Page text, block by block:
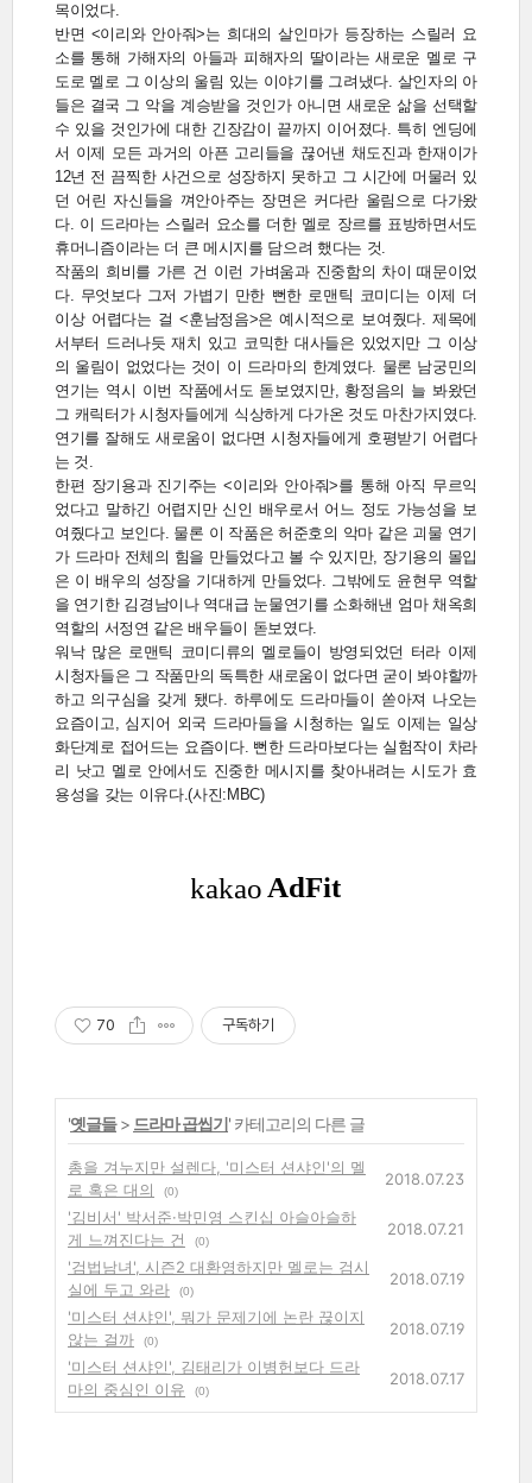
목이었다.
반면 <이리와 안아줘>는 희대의 살인마가 등장하는 스릴러 요
소를 통해 가해자의 아들과 피해자의 딸이라는 새로운 멜로 구
도로 멜로 그 이상의 울림 있는 이야기를 그려냈다. 살인자의 아
들은 결국 그 악을 계승받을 것인가 아니면 새로운 삶을 선택할
수 있을 것인가에 대한 긴장감이 끝까지 이어졌다. 특히 엔딩에
서 이제 모든 과거의 아픈 고리들을 끊어낸 채도진과 한재이가
12년 전 끔찍한 사건으로 성장하지 못하고 그 시간에 머물러 있
던 어린 자신들을 껴안아주는 장면은 커다란 울림으로 다가왔
다. 이 드라마는 스릴러 요소를 더한 멜로 장르를 표방하면서도
휴머니즘이라는 더 큰 메시지를 담으려 했다는 것.
작품의 희비를 가른 건 이런 가벼움과 진중함의 차이 때문이었
다. 무엇보다 그저 가볍기 만한 뻔한 로맨틱 코미디는 이제 더
이상 어렵다는 걸 <훈남정음>은 예시적으로 보여줬다. 제목에
서부터 드러나듯 재치 있고 코믹한 대사들은 있었지만 그 이상
의 울림이 없었다는 것이 이 드라마의 한계였다. 물론 남궁민의
연기는 역시 이번 작품에서도 돋보였지만, 황정음의 늘 봐왔던
그 캐릭터가 시청자들에게 식상하게 다가온 것도 마찬가지였다.
연기를 잘해도 새로움이 없다면 시청자들에게 호평받기 어렵다
는 것.
한편 장기용과 진기주는 <이리와 안아줘>를 통해 아직 무르익
었다고 말하긴 어렵지만 신인 배우로서 어느 정도 가능성을 보
여줬다고 보인다. 물론 이 작품은 허준호의 악마 같은 괴물 연기
가 드라마 전체의 힘을 만들었다고 볼 수 있지만, 장기용의 몰입
은 이 배우의 성장을 기대하게 만들었다. 그밖에도 윤현무 역할
을 연기한 김경남이나 역대급 눈물연기를 소화해낸 엄마 채옥희
역할의 서정연 같은 배우들이 돋보였다.
워낙 많은 로맨틱 코미디류의 멜로들이 방영되었던 터라 이제
시청자들은 그 작품만의 독특한 새로움이 없다면 굳이 봐야할까
하고 의구심을 갖게 됐다. 하루에도 드라마들이 쏟아져 나오는
요즘이고, 심지어 외국 드라마들을 시청하는 일도 이제는 일상
화단계로 접어드는 요즘이다. 뻔한 드라마보다는 실험작이 차라
리 낫고 멜로 안에서도 진중한 메시지를 찾아내려는 시도가 효
용성을 갖는 이유다.(사진:MBC)
70 구독하기
'옛글들> 드라마 곱씹기' 카테고리의 다른 글
총을 겨누지만 설렌다, '미스터 션샤인'의 멜
로 혹은 대의
(0)
2018.07.23
'김비서' 박서준·박민영 스킨십 아슬아슬하
게 느껴진다는 건
(0)
2018.07.21
'검법남녀', 시즌2 대환영하지만 멜로는 검시
실에 두고 와라
(0)
2018.07.19
'미스터 션샤인', 뭐가 문제기에 논란 끊이지
않는 걸까
(0)
2018.07.19
'미스터 션샤인', 김태리가 이병헌보다 드라
마의 중심인 이유
(0)
2018.07.17